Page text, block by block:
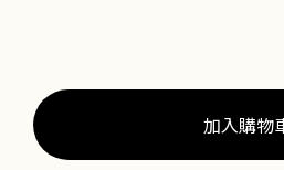
數
加入購物